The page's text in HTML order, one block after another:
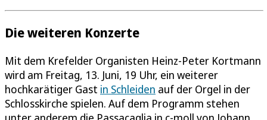
Die weiteren Konzerte
Mit dem Krefelder Organisten Heinz-Peter Kortmann
wird am Freitag, 13. Juni, 19 Uhr, ein weiterer
hochkarätiger Gast in Schleiden auf der Orgel in der
Schlosskirche spielen. Auf dem Programm stehen